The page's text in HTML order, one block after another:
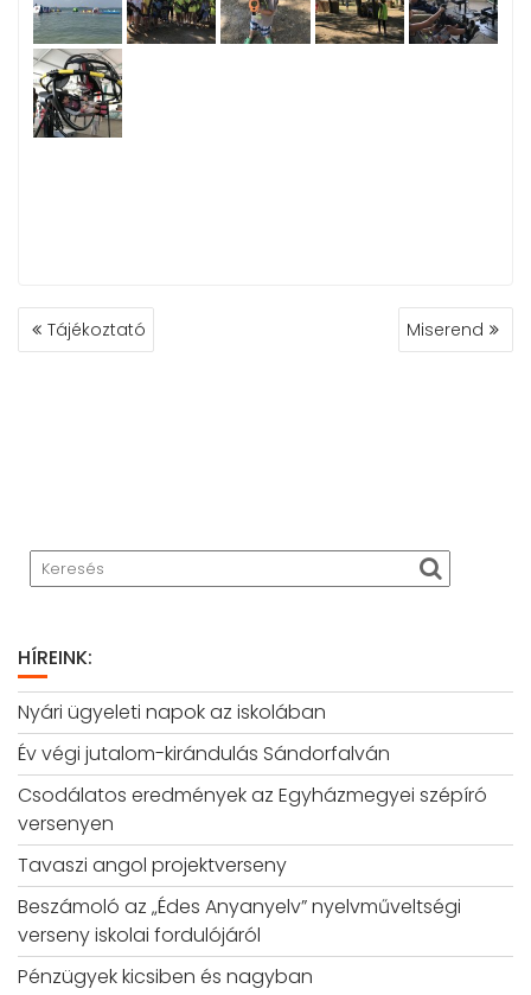
BEJEGYZÉS
NAVIGÁCIÓ
Tájékoztató Miserend
HÍREINK:
Nyári ügyeleti napok az iskolában
Év végi jutalom-kirándulás Sándorfalván
Csodálatos eredmények az Egyházmegyei szépíró
versenyen
Tavaszi angol projektverseny
Beszámoló az „Édes Anyanyelv” nyelvműveltségi
verseny iskolai fordulójáról
Pénzügyek kicsiben és nagyban